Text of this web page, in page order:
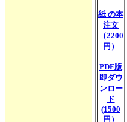
紙 の本
注文
（2200
円）
PDF版
即ダウ
ンロー
ド
(1500
円）